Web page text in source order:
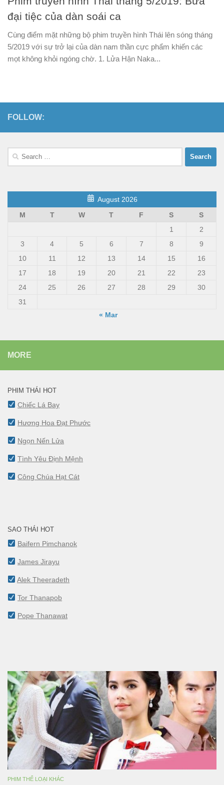
đại tiệc của dàn soái ca
Cùng điểm mặt những bộ phim truyền hình Thái lên sóng tháng
5/2019 với sự trở lại của dàn nam thần cực phẩm khiến các
mọt không khỏi ngóng chờ. 1. Lửa Hận Naka...
FOLLOW:
Search
August 2026
M
T W T F S
S
1
2
3
4 5 6 7 8
9
10
11 12 13 14 15
16
17
18 19 20 21 22
23
24
25 26 27 28 29
30
31
« Mar
MORE
PHIM THÁI HOT
Chiếc Lá Bay
Hương Hoa Đạt Phước
Ngọn Nến Lửa
Tình Yêu Định Mệnh
Công Chúa Hạt Cát
SAO THÁI HOT
Baifern Pimchanok
James Jirayu
Alek Theeradeth
Tor Thanapob
Pope Thanawat
PHIM THỂ LOẠI KHÁC